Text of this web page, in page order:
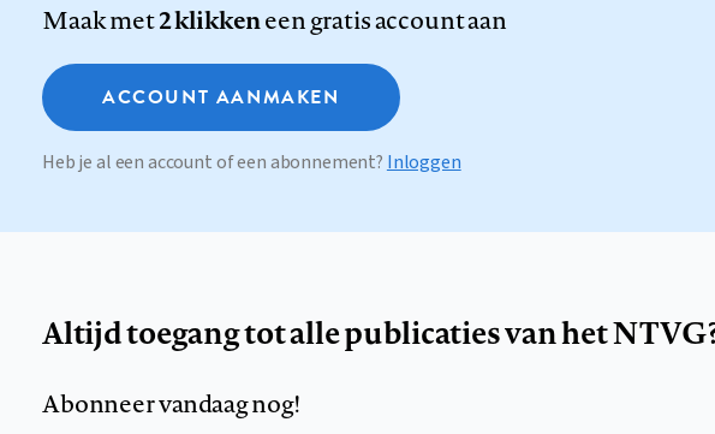
Maak met2 klikkeneen gratis account aan
ACCOUNT AANMAKEN
Heb je al een account of een abonnement? Inloggen
Altijd toegang tot alle publicaties van het
Abonneer vandaag nog!